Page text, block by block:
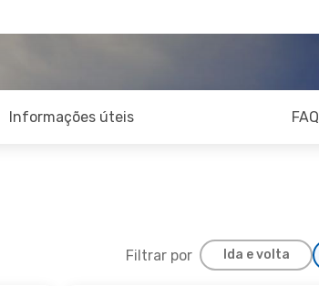
Informações úteis FAQ
Filtrar por Ida e volta